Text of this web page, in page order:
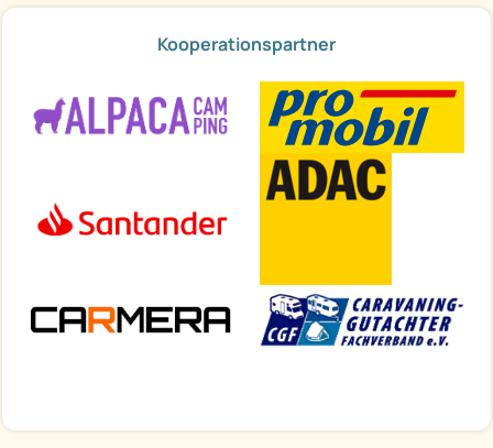
Kooperationspartner